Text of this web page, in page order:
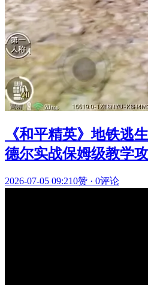
《和平精英》地铁逃
德尔实战保姆级教学
2026-07-05 09:210赞 · 0评论